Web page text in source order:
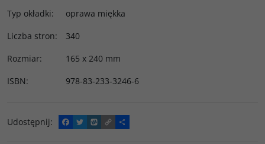
Typ okładki:
oprawa miękka
Liczba stron:
340
Rozmiar:
165 x 240 mm
ISBN: 978-83-233-3246-6
Udostępnij:
F
a
T
w
W
y
C
o
P
o